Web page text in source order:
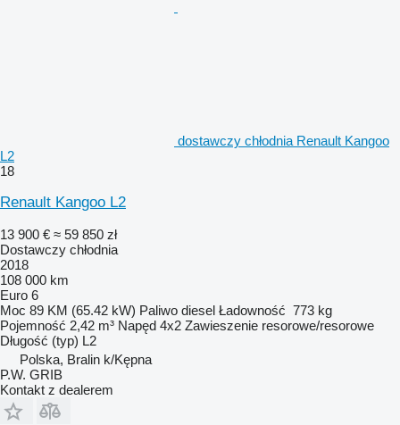
dostawczy chłodnia Renault Kangoo
L2
18
Renault Kangoo L2
13 900 € ≈ 59 850 zł
Dostawczy chłodnia
2018
108 000 km
Euro 6
Moc 89 KM (65.42 kW) Paliwo diesel Ładowność 773 kg
Pojemność 2,42 m³ Napęd 4x2 Zawieszenie resorowe/resorowe
Długość (typ) L2
Polska, Bralin k/Kępna
P.W. GRIB
Kontakt z dealerem